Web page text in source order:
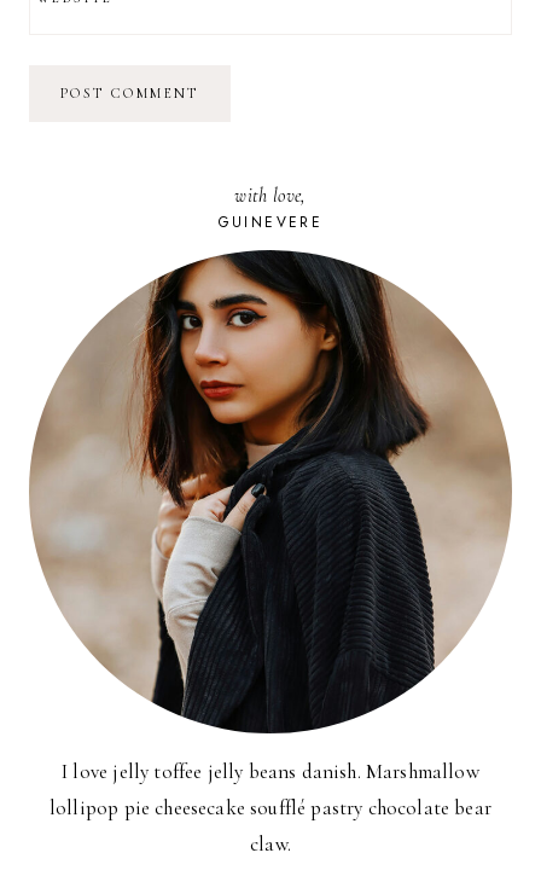
with love,
GUINEVERE
I love jelly toffee jelly beans danish. Marshmallow
lollipop pie cheesecake soufflé pastry chocolate bear
claw.